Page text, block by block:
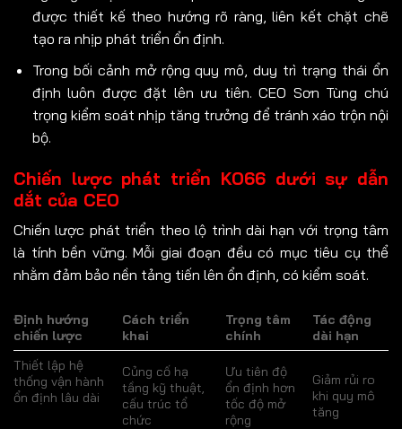
được thiết kế theo hướng rõ ràng, liên kết chặt chẽ
tạo ra nhịp phát triển ổn định.
Trong bối cảnh mở rộng quy mô, duy trì trạng thái ổn
định luôn được đặt lên ưu tiên. CEO Sơn Tùng chú
trọng kiểm soát nhịp tăng trưởng để tránh xáo trộn nội
bộ.
Chiến lược phát triển KO66 dưới sự dẫn
dắt của CEO
Chiến lược phát triển theo lộ trình dài hạn với trọng tâm
là tính bền vững. Mỗi giai đoạn đều có mục tiêu cụ thể
nhằm đảm bảo nền tảng tiến lên ổn định, có kiểm soát.
Định hướng
chiến lược
Cách triển
khai
Trọng tâm
chính
Tác động
dài hạn
Thiết lập hệ
thống vận hành
ổn định lâu dài
Củng cố hạ
tầng kỹ thuật,
cấu trúc tổ
chức
Ưu tiên độ
ổn định hơn
tốc độ mở
rộng
Giảm rủi ro
khi quy mô
tăng